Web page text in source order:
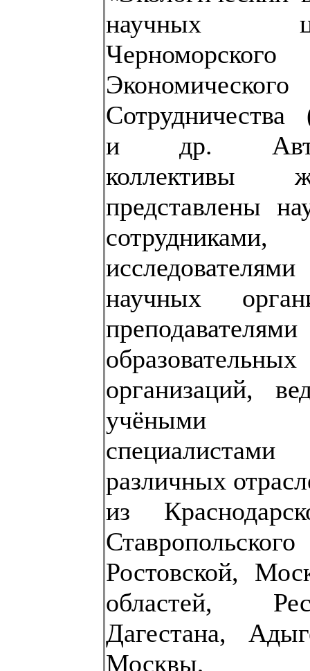
научных
Черноморского
Экономического
и др.
коллективы
представлены
сотрудниками,
исследователями
научных
преподавателями
образовательных
организаций,
специалистами
различных
из
Ростовской,
областей,
Дагестана,
Москвы,